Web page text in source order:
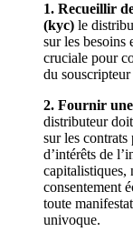
1. Recueillir
(kyc) le
sur les besoins
cruciale pour
du
2. Fournir
distributeur
sur les
d’intérêts de
capitalistiques,
consentement
toute
univoque.